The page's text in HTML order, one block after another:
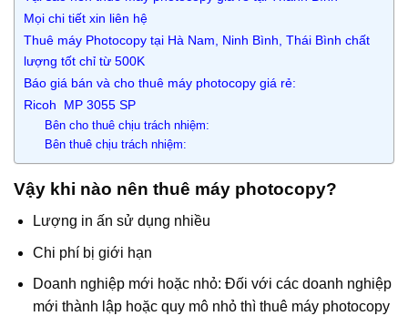
Mọi chi tiết xin liên hệ
Thuê máy Photocopy tại Hà Nam, Ninh Bình, Thái Bình chất
lượng tốt chỉ từ 500K
Báo giá bán và cho thuê máy photocopy giá rẻ:
Ricoh MP 3055 SP
Bên cho thuê chịu trách nhiệm:
Bên thuê chịu trách nhiệm:
Vậy khi nào nên thuê máy photocopy?
Lượng in ấn sử dụng nhiều
Chi phí bị giới hạn
Doanh nghiệp mới hoặc nhỏ: Đối với các doanh nghiệp
mới thành lập hoặc quy mô nhỏ thì thuê máy photocopy